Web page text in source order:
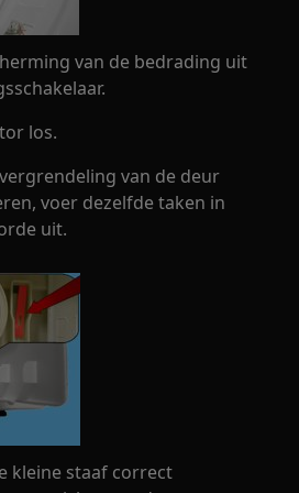
van de bedrading uit
los.
van de deur
voer dezelfde taken in
uit.
kleine staaf correct